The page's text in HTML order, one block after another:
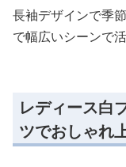
長袖デザインで季
で幅広いシーンで活
レディース白
ツでおしゃれ